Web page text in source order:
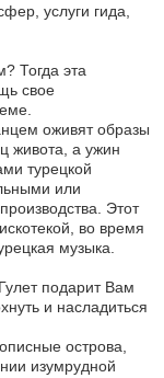
услуги гида,
Тогда эта
свое
оживят образы
живота, а ужин
турецкой
или
Этот
во время
музыка.
подарит Вам
и насладиться
острова,
изумрудной